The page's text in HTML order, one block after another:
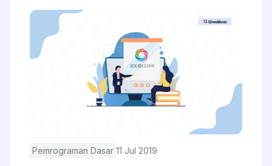
Pemrograman Dasar 11 Jul 2019